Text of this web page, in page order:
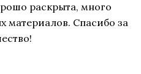
раскрыта, много
материалов. Спасибо за